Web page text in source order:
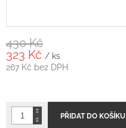
430 Kč
323 Kč / ks
267 Kč bez DPH
PŘIDAT DO KOŠÍKU